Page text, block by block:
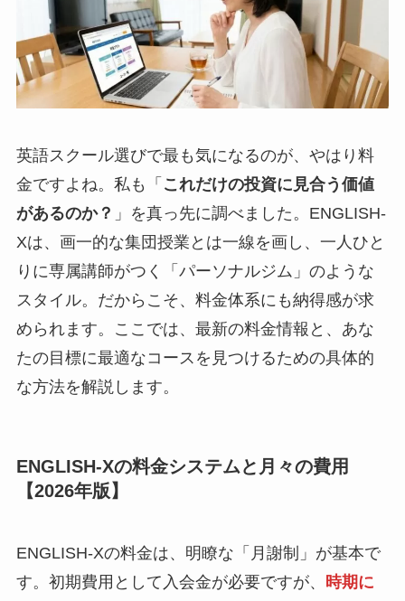
英語スクール選びで最も気になるのが、やはり料
金ですよね。私も「 これだけの投資に見合う価値
があるのか？ 」を真っ先に調べました。ENGLISH-
Xは、画一的な集団授業とは一線を画し、一人ひと
りに専属講師がつく「パーソナルジム」のような
スタイル。だからこそ、料金体系にも納得感が求
められます。ここでは、最新の料金情報と、あな
たの目標に最適なコースを見つけるための具体的
な方法を解説します。
ENGLISH-Xの料金システムと月々の費用
【2026年版】
ENGLISH-Xの料金は、明瞭な「月謝制」が基本で
す。初期費用として入会金が必要ですが、 時期に